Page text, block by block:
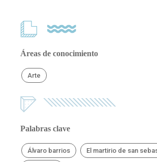
Áreas de conocimiento
Arte
Palabras clave
Álvaro barrios El martirio de san